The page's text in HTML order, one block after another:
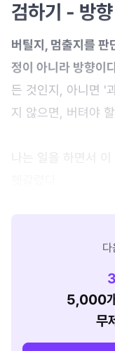
검하기 - 방향
버틸지, 멈출지를 판
정이 아니라 방향이
든 것인지, 아니면 '
지 않으면, 버텨야
나는 일을 하면서
3
5,000
무